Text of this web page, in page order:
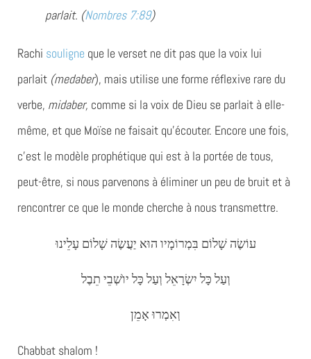
parlait. (Nombres 7:89)
Rachi souligne que le verset ne dit pas que la voix lui
parlait (medaber), mais utilise une forme réflexive rare du
verbe, midaber, comme si la voix de Dieu se parlait à elle-
même, et que Moïse ne faisait qu’écouter. Encore une fois,
c’est le modèle prophétique qui est à la portée de tous,
peut-être, si nous parvenons à éliminer un peu de bruit et à
rencontrer ce que le monde cherche à nous transmettre.
עוֹשֶׂה שָׁלוֹם בִּמְרוֹמָיו הוּא יַעֲשֶׂה שָׁלוֹם עָלֵינוּ
וְעַל כָּל יִשְׂרָאֵל וְעַל כָּל יוֺשְׁבֵי תֵבֶל
וְאִמְרוּ אָמֵן
Chabbat shalom !